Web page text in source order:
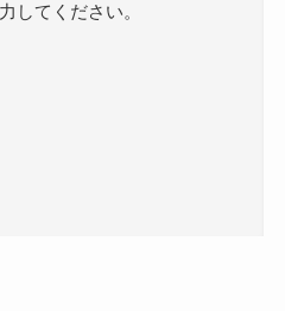
してください。